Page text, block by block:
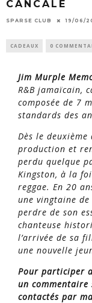
CANCALE
SPARSE CLUB 19/06/
CADEAUX 0
Jim Murple
R&B jamaïcain,
composée de 7
standards des
Dès le
production et
perdu quelque
Kingston, à la
reggae. En 20
une vingtaine
perdre de son
chanteuse
l’arrivée de sa
une nouvelle
Pour participer
un commentaire
contactés par